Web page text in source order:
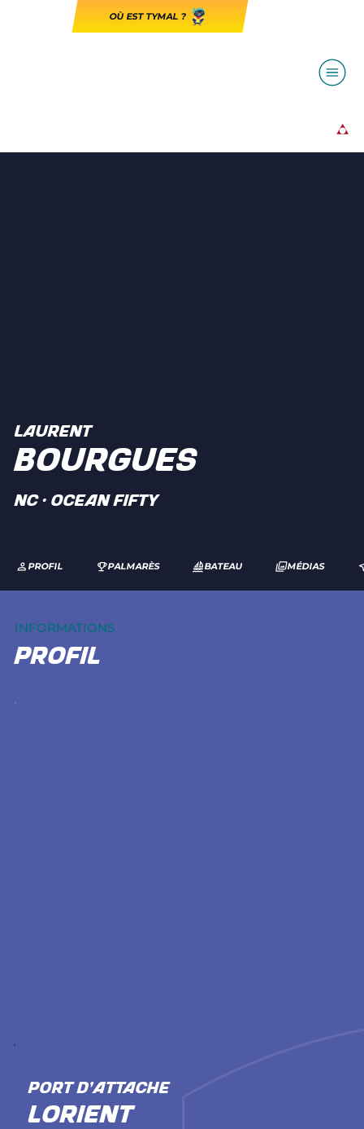
OÙ EST TYMAL ?
LAURENT
BOURGUES
NC · Ocean Fifty
INFORMATIONS
profil
PORT D'ATTACHE
Lorient
PROFIL PALMARÈS BATEAU MÉDIAS